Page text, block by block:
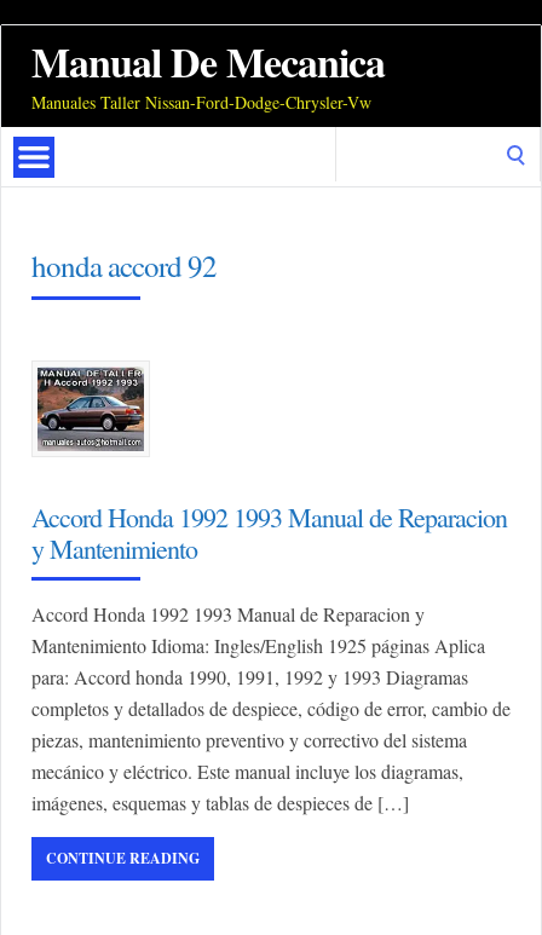
Manual De Mecanica
Manuales Taller Nissan-Ford-Dodge-Chrysler-Vw
honda accord 92
Accord Honda 1992 1993 Manual de Reparacion
y Mantenimiento
Accord Honda 1992 1993 Manual de Reparacion y
Mantenimiento Idioma: Ingles/English 1925 páginas Aplica
para: Accord honda 1990, 1991, 1992 y 1993 Diagramas
completos y detallados de despiece, código de error, cambio de
piezas, mantenimiento preventivo y correctivo del sistema
mecánico y eléctrico. Este manual incluye los diagramas,
imágenes, esquemas y tablas de despieces de […]
CONTINUE READING